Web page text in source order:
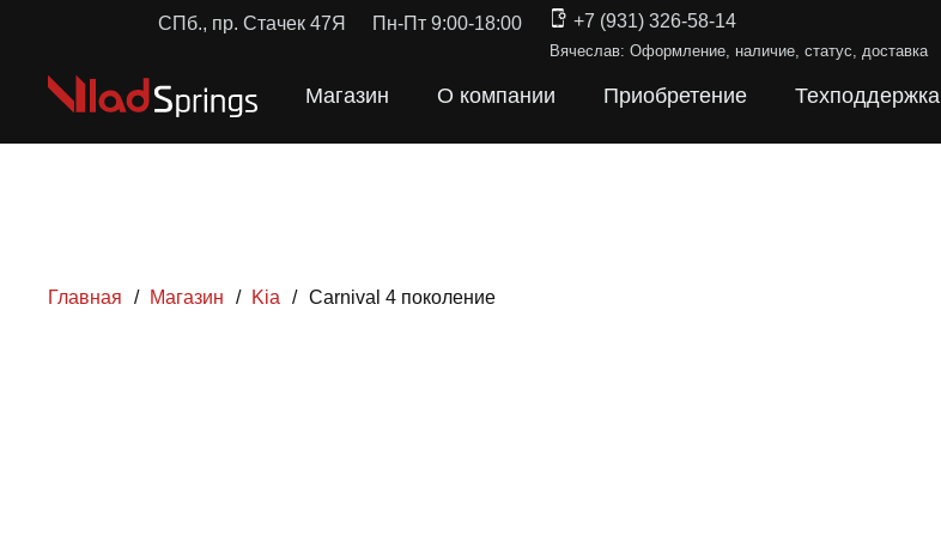
СПб., пр. Стачек 47Я Пн-Пт 9:00-18:00 +7 (931) 326-58-14
Вячеслав: Оформление, наличие, статус, доставка
Магазин О компании Приобретение Техподдержка
Главная / Магазин / Kia / Carnival 4 поколение